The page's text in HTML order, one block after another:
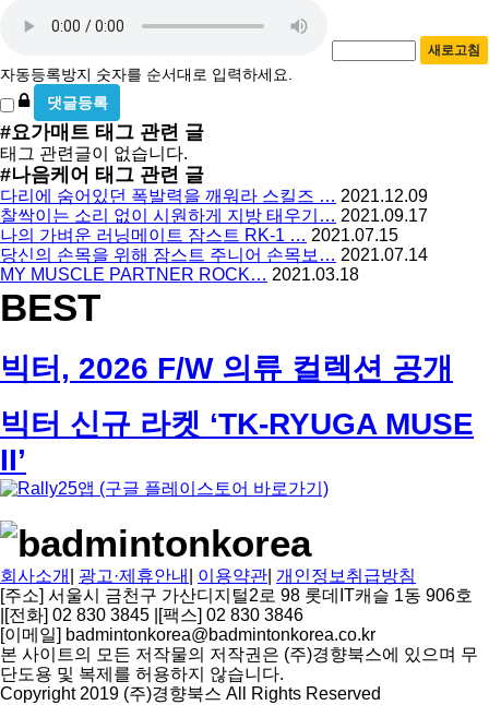
수
록
방
지
새로고침
자동등록방지 숫자를 순서대로 입력하세요.
비
밀
글
사
용
#요가매트 태그 관련 글
태그 관련글이 없습니다.
#나음케어 태그 관련 글
다리에 숨어있던 폭발력을 깨워라 스킬즈 … 2021.12.09
찰싹이는 소리 없이 시원하게 지방 태우기… 2021.09.17
나의 가벼운 러닝메이트 잠스트 RK-1 … 2021.07.15
당신의 손목을 위해 잠스트 주니어 손목보… 2021.07.14
MY MUSCLE PARTNER ROCK… 2021.03.18
BEST
빅터, 2026 F/W 의류 컬렉션 공개
빅터 신규 라켓 ‘TK-RYUGA MUSE
II’
회사소개 광고·제휴안내 이용약관 개인정보취급방침
[주소] 서울시 금천구 가산디지털2로 98 롯데IT캐슬 1동 906호
[전화] 02 830 3845 [팩스] 02 830 3846
[이메일] badmintonkorea@badmintonkorea.co.kr
본 사이트의 모든 저작물의 저작권은 (주)경향북스에 있으며 무
단도용 및 복제를 허용하지 않습니다.
Copyright 2019 (주)경향북스 All Rights Reserved